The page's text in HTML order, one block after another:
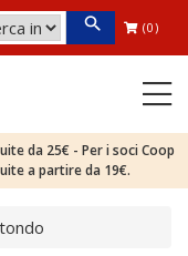
(0)
da 25€ - Per i soci Coop
a partire da 19€.